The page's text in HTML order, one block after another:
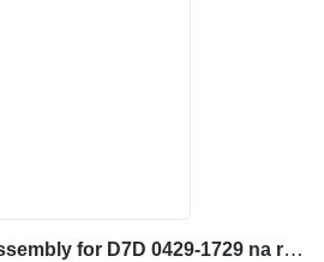
Hlava valcov Volvo Assembly for D7D 0429-1729 na rýpadla